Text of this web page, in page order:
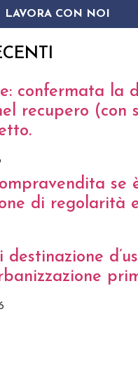
LAVORA CON NOI
confermata la
recupero (con
se
di regolarità
destinazione